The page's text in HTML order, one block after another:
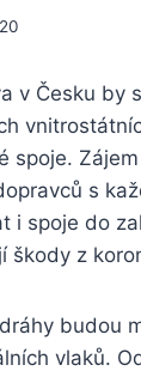
v Česku by
spoje.
s
i spoje do
škody z
budou
vlaků.